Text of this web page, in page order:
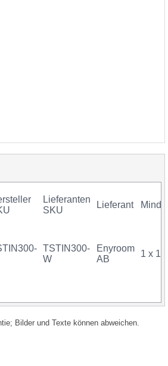
Lieferanten
SKU
Lieferant
TSTIN300-
W
Enyroom
AB
1 x 1
Bilder und Texte können abweichen.